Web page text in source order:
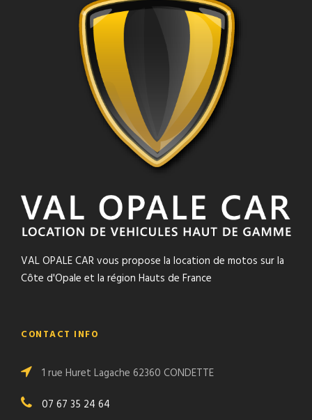
VAL OPALE CAR vous propose la location de motos sur la
Côte d'Opale et la région Hauts de France
CONTACT INFO
1 rue Huret Lagache 62360 CONDETTE
07 67 35 24 64